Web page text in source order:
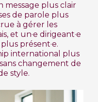
message plus clair
de parole plus
à gérer les
et un·e dirigeant·e
présent·e.
international plus
changement de
style.